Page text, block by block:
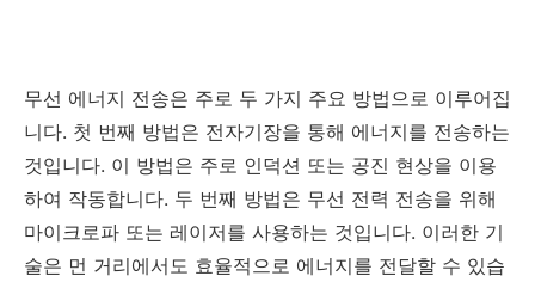
무선 에너지 전송은 주로 두 가지 주요 방법으로 이루어집
니다. 첫 번째 방법은 전자기장을 통해 에너지를 전송하는
것입니다. 이 방법은 주로 인덕션 또는 공진 현상을 이용
하여 작동합니다. 두 번째 방법은 무선 전력 전송을 위해
마이크로파 또는 레이저를 사용하는 것입니다. 이러한 기
술은 먼 거리에서도 효율적으로 에너지를 전달할 수 있습